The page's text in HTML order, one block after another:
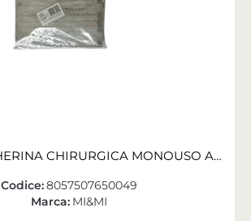
SIENA MASCHERINA CHIRURGICA MONOUSO ADULTO GRIGIO/A CONF. 10 PZ
Codice:8057507650049
Marca: MI&MI